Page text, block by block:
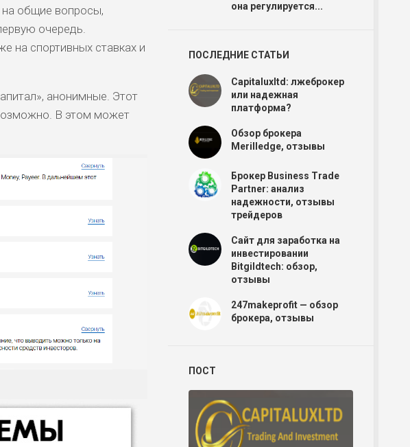
на общие вопросы,
очередь.
на спортивных ставках и
анонимные. Этот
В этом может
она регулируется...
ПОСЛЕДНИЕ СТАТЬИ
Capitaluxltd: лжеброкер
или надежная
платформа?
Обзор брокера
Merilledge, отзывы
Брокер Business Trade
Partner: анализ
надежности, отзывы
трейдеров
Сайт для заработка на
инвестировании
Bitgildtech: обзор,
отзывы
247makeprofit — обзор
брокера, отзывы
ПОСТ